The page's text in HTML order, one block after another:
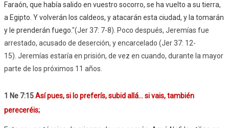
Faraón, que había salido en vuestro socorro, se ha vuelto a su tierra,
a Egipto. Y volverán los caldeos, y atacarán esta ciudad, y la tomarán
y le prenderán fuego."(Jer 37: 7-8). Poco después, Jeremías fue
arrestado, acusado de deserción, y encarcelado (Jer 37: 12-
15). Jeremías estaría en prisión, de vez en cuando, durante la mayor
parte de los próximos 11 años.
1 Ne 7:15Así pues, si lo preferís, subid allá… si vais, también
pereceréis;